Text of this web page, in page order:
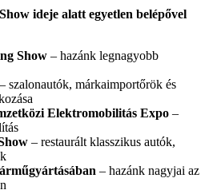
ideje alatt egyetlen belépővel
Show – hazánk legnagyobb
– szalonautók, márkaimportőrök és
Elektromobilitás Expo –
– restaurált klasszikus autók,
– hazánk nagyjai az